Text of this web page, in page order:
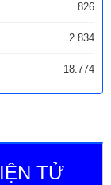
826
2.834
18.774
TỬ